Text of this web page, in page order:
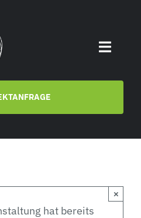
Toggle
hat bereits
×